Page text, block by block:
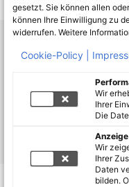
gesetzt. Sie können allen
können Ihre Einwilligung zu
widerrufen. Weitere
Cookie-Policy |
Wir
Ihrer
Die
Wir
Ihrer
Daten
bilden.